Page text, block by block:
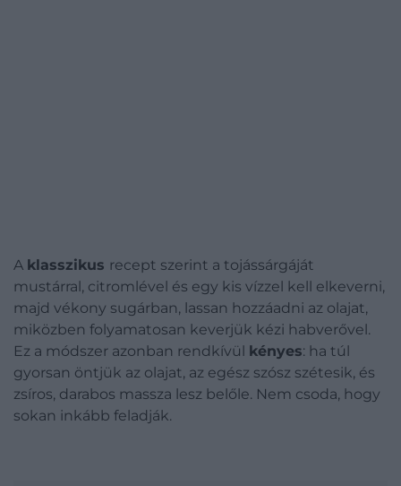
A klasszikus recept szerint a tojássárgáját
mustárral, citromlével és egy kis vízzel kell elkeverni,
majd vékony sugárban, lassan hozzáadni az olajat,
miközben folyamatosan keverjük kézi habverővel.
Ez a módszer azonban rendkívül kényes: ha túl
gyorsan öntjük az olajat, az egész szósz szétesik, és
zsíros, darabos massza lesz belőle. Nem csoda, hogy
sokan inkább feladják.